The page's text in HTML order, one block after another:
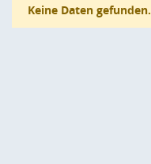
Keine Daten gefunden.